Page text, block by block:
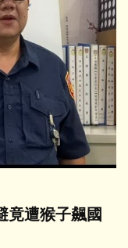
竟遭猴子飆國